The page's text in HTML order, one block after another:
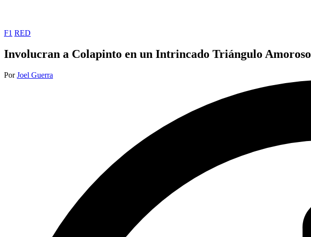
Publicada
F1 RED
Involucran a Colapinto en un Intrincado Triángulo Amoroso
Publicado
PorJoel Guerra